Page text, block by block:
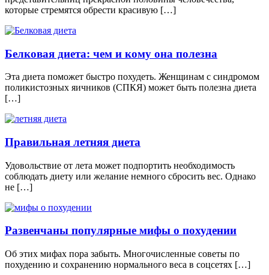
которые стремятся обрести красивую […]
Белковая диета: чем и кому она полезна
Эта диета поможет быстро похудеть. Женщинам с синдромом
поликистозных яичников (СПКЯ) может быть полезна диета
[…]
Правильная летняя диета
Удовольствие от лета может подпортить необходимость
соблюдать диету или желание немного сбросить вес. Однако
не […]
Развенчаны популярные мифы о похудении
Об этих мифах пора забыть. Многочисленные советы по
похудению и сохранению нормального веса в соцсетях […]